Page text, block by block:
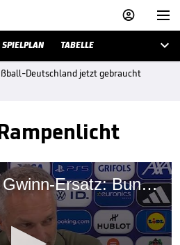


SPIELPLAN TABELLE 
Deutschland jetzt gebraucht
01:03 | Wegen Gwinn-Ersatz: Bundestrainer wendet sich an Kritiker